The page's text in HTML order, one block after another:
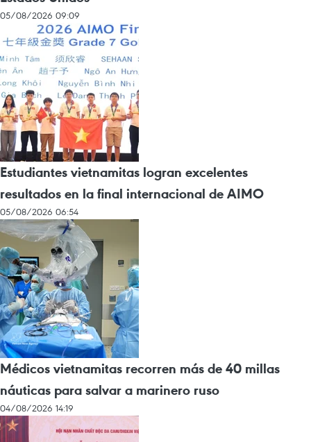
05/08/2026 09:09
Estudiantes vietnamitas logran excelentes
resultados en la final internacional de AIMO
05/08/2026 06:54
Médicos vietnamitas recorren más de 40 millas
náuticas para salvar a marinero ruso
04/08/2026 14:19